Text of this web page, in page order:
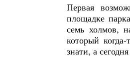
Первая
площадке
семь холмов,
который
знати, а